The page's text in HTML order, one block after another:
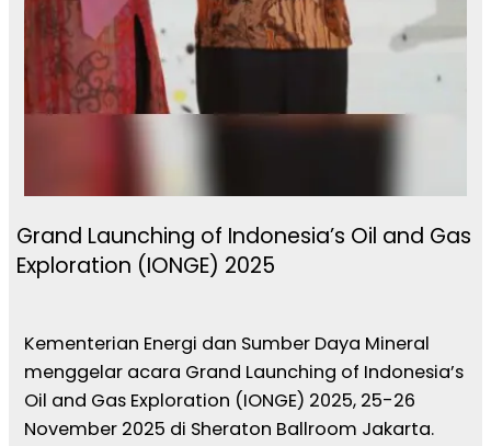
Grand Launching of Indonesia’s Oil and Gas
Exploration (IONGE) 2025
Kementerian Energi dan Sumber Daya Mineral
menggelar acara Grand Launching of Indonesia’s
Oil and Gas Exploration (IONGE) 2025, 25-26
November 2025 di Sheraton Ballroom Jakarta.